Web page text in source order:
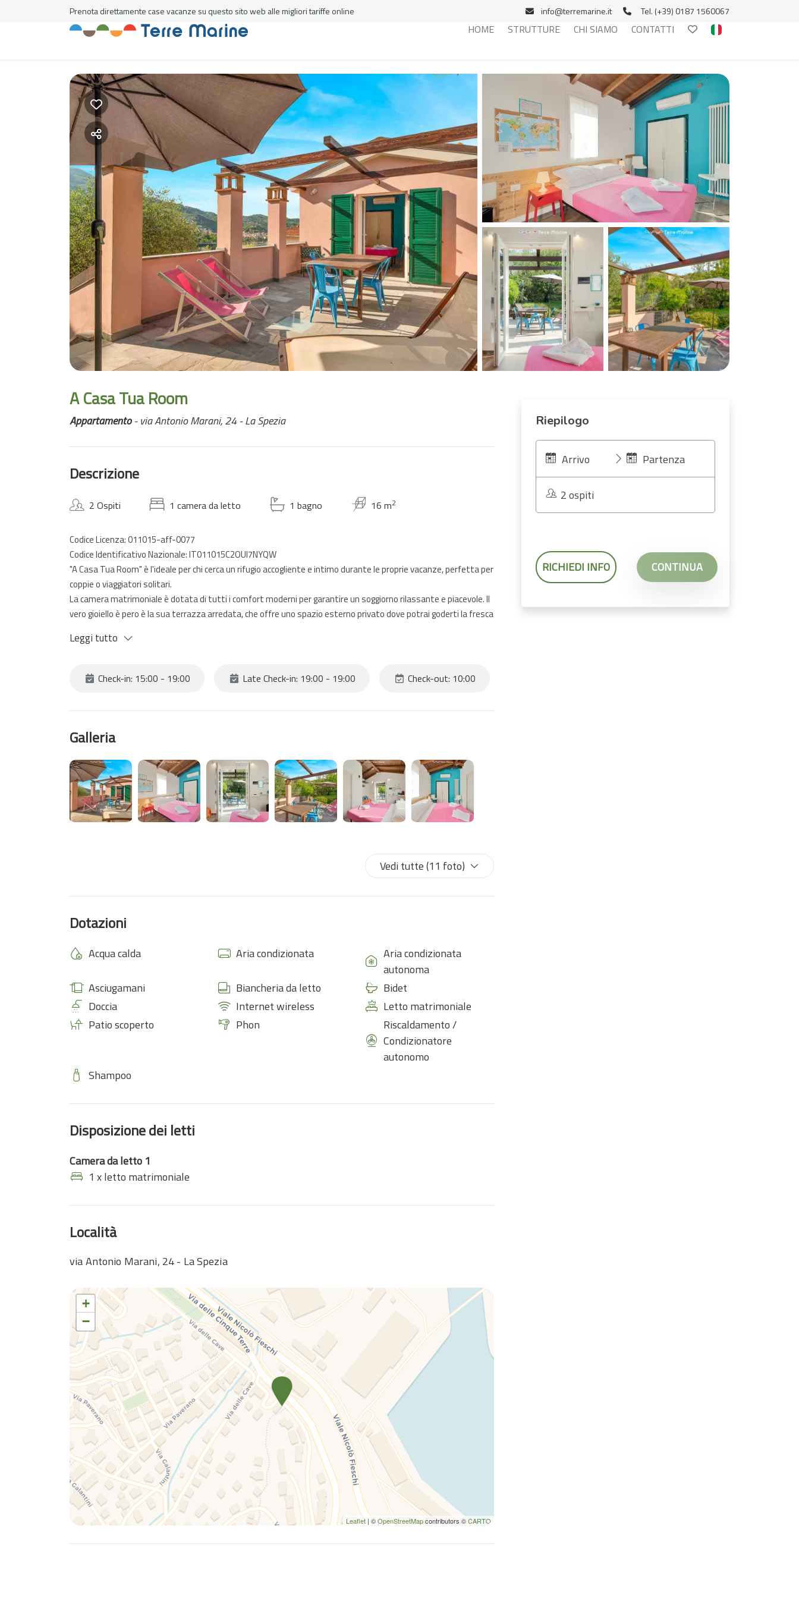
HOME STRUTTURE CHI SIAMO CONTATTI
A Casa Tua Room
Appartamento- via Antonio Marani, 24 - La Spezia
Descrizione
2 Ospiti 1 camera da letto 1 bagno 16 m2
Codice Licenza: 011015-aff-0077
Codice Identificativo Nazionale: IT011015C2OUI7NYQW
"A Casa Tua Room" è l'ideale per chi cerca un rifugio accogliente e intimo durante le proprie vacanze, perfetta per
coppie o viaggiatori solitari.
La camera matrimoniale è dotata di tutti i comfort moderni per garantire un soggiorno rilassante e piacevole. Il
vero gioiello è pero è la sua terrazza arredata, che offre uno spazio esterno privato dove potrai goderti la fresca
Leggi tutto
Check-in: 15:00 - 19:00 Late Check-in: 19:00 - 19:00 Check-out: 10:00
Galleria
Vedi tutte (11 foto)
Dotazioni
Acqua calda Aria condizionata
Aria condizionata
autonoma
Asciugamani
Biancheria da letto
Bidet
Doccia
Internet wireless
Letto matrimoniale
Patio scoperto
Phon
Riscaldamento /
Condizionatore
autonomo
Shampoo
Disposizione dei letti
Camera da letto 1
1 x letto matrimoniale
Località
via Antonio Marani, 24 - La Spezia
+
−
Leaflet | ©OpenStreetMapcontributors ©CARTO
Riepilogo
Arrivo Partenza
2 ospiti
RICHIEDI INFO CONTINUA
Prenota direttamente case vacanze su questo sito web alle migliori tariffe online info@terremarine.it Tel. (+39) 0187 1560067